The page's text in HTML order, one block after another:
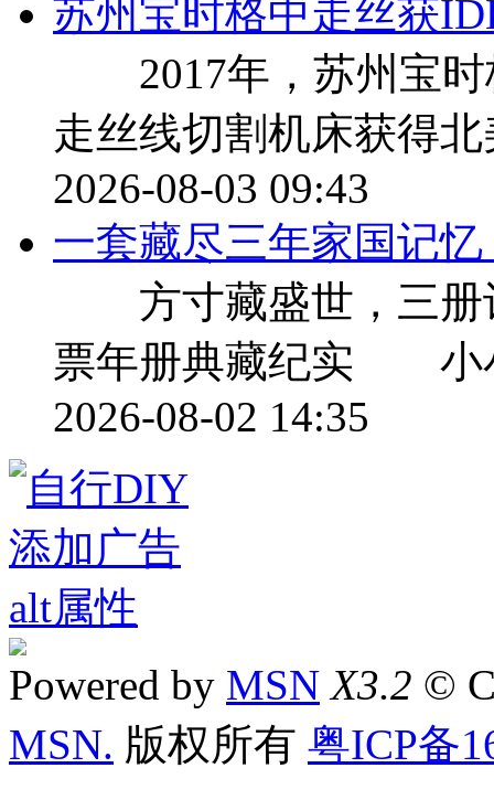
苏州宝时格中走丝获
2017年，苏州宝时
走丝线切割机床获得
2026-08-03 09:43
一套藏尽三年家国记
方寸藏盛世，三册
票年册典藏纪实 小
2026-08-02 14:35
Powered by MSN X3.2 ©
MSN. 版权所有 粤ICP备